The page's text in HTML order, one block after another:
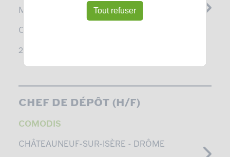
METZ - MEURTHE-ET-MOSELLE, MOSELLE
CDI
2026-08-03
CHEF DE DÉPÔT (H/F)
COMODIS
CHÂTEAUNEUF-SUR-ISÈRE - DRÔME
Tout refuser